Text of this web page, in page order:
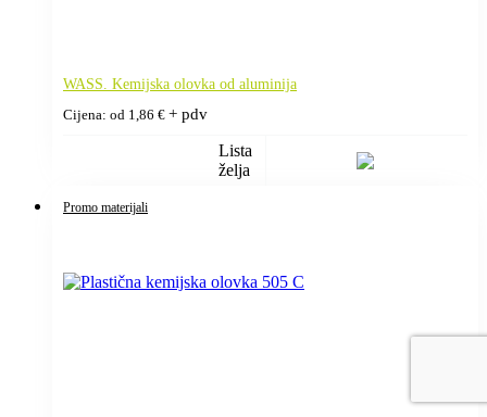
WASS. Kemijska olovka od aluminija
Cijena: od 1,86 € + pdv
Lista
želja
Promo materijali